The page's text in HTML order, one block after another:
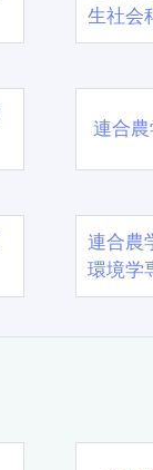
生社会
連合
連合農
環境学